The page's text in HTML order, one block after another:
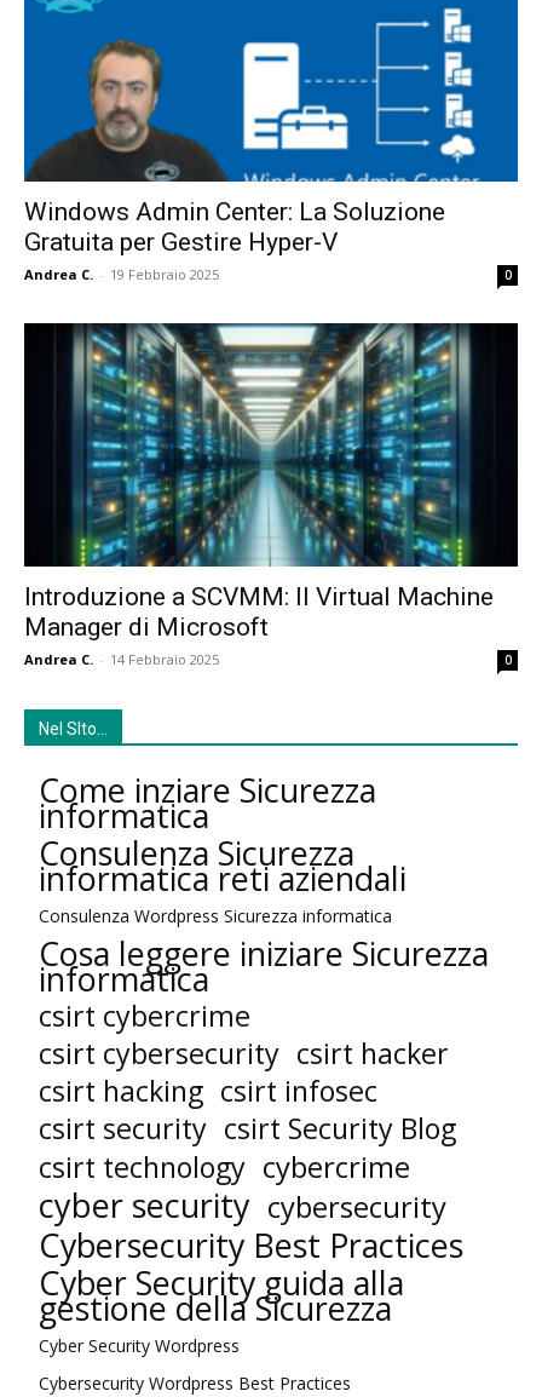
Windows Admin Center: La Soluzione
Gratuita per Gestire Hyper-V
Andrea C. - 19 Febbraio 2025 0
Introduzione a SCVMM: Il Virtual Machine
Manager di Microsoft
Andrea C. - 14 Febbraio 2025 0
Nel SIto…
Come inziare Sicurezza
informatica
Consulenza Sicurezza
informatica reti aziendali
Consulenza Wordpress Sicurezza informatica
Cosa leggere iniziare Sicurezza
informatica
csirt cybercrime
csirt cybersecurity csirt hacker
csirt hacking csirt infosec
csirt security csirt Security Blog
csirt technology cybercrime
cyber security cybersecurity
Cybersecurity Best Practices
Cyber Security guida alla
gestione della Sicurezza
Cyber Security Wordpress
Cybersecurity Wordpress Best Practices